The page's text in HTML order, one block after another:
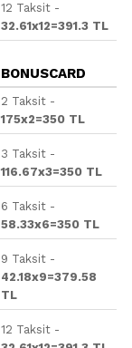
12 Taksit -
32.61x12=391.3 TL
BONUSCARD
2 Taksit -
175x2=350 TL
3 Taksit -
116.67x3=350 TL
6 Taksit -
58.33x6=350 TL
9 Taksit -
42.18x9=379.58
TL
12 Taksit -